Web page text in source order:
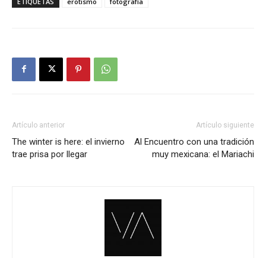
Artículo anterior
The winter is here: el invierno
trae prisa por llegar
Artículo siguiente
Al Encuentro con una tradición
muy mexicana: el Mariachi